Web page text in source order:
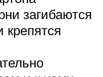
загибаются
крепятся